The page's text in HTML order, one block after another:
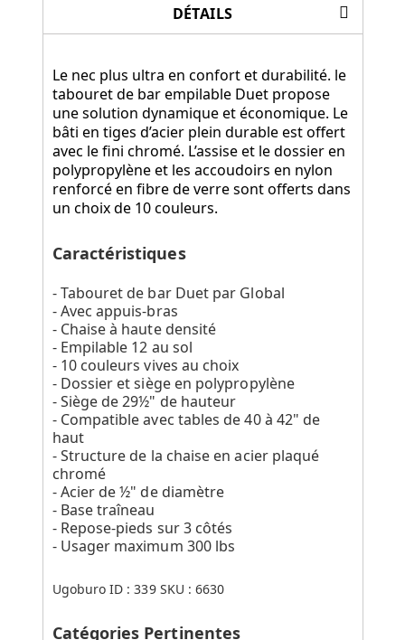
DÉTAILS
Le nec plus ultra en confort et durabilité. le
tabouret de bar empilable Duet propose
une solution dynamique et économique. Le
bâti en tiges d’acier plein durable est offert
avec le fini chromé. L’assise et le dossier en
polypropylène et les accoudoirs en nylon
renforcé en fibre de verre sont offerts dans
un choix de 10 couleurs.
Caractéristiques
- Tabouret de bar Duet par Global
- Avec appuis-bras
- Chaise à haute densité
- Empilable 12 au sol
- 10 couleurs vives au choix
- Dossier et siège en polypropylène
- Siège de 29½" de hauteur
- Compatible avec tables de 40 à 42" de
haut
- Structure de la chaise en acier plaqué
chromé
- Acier de ½" de diamètre
- Base traîneau
- Repose-pieds sur 3 côtés
- Usager maximum 300 lbs
Ugoburo ID :339 SKU :6630
Catégories Pertinentes